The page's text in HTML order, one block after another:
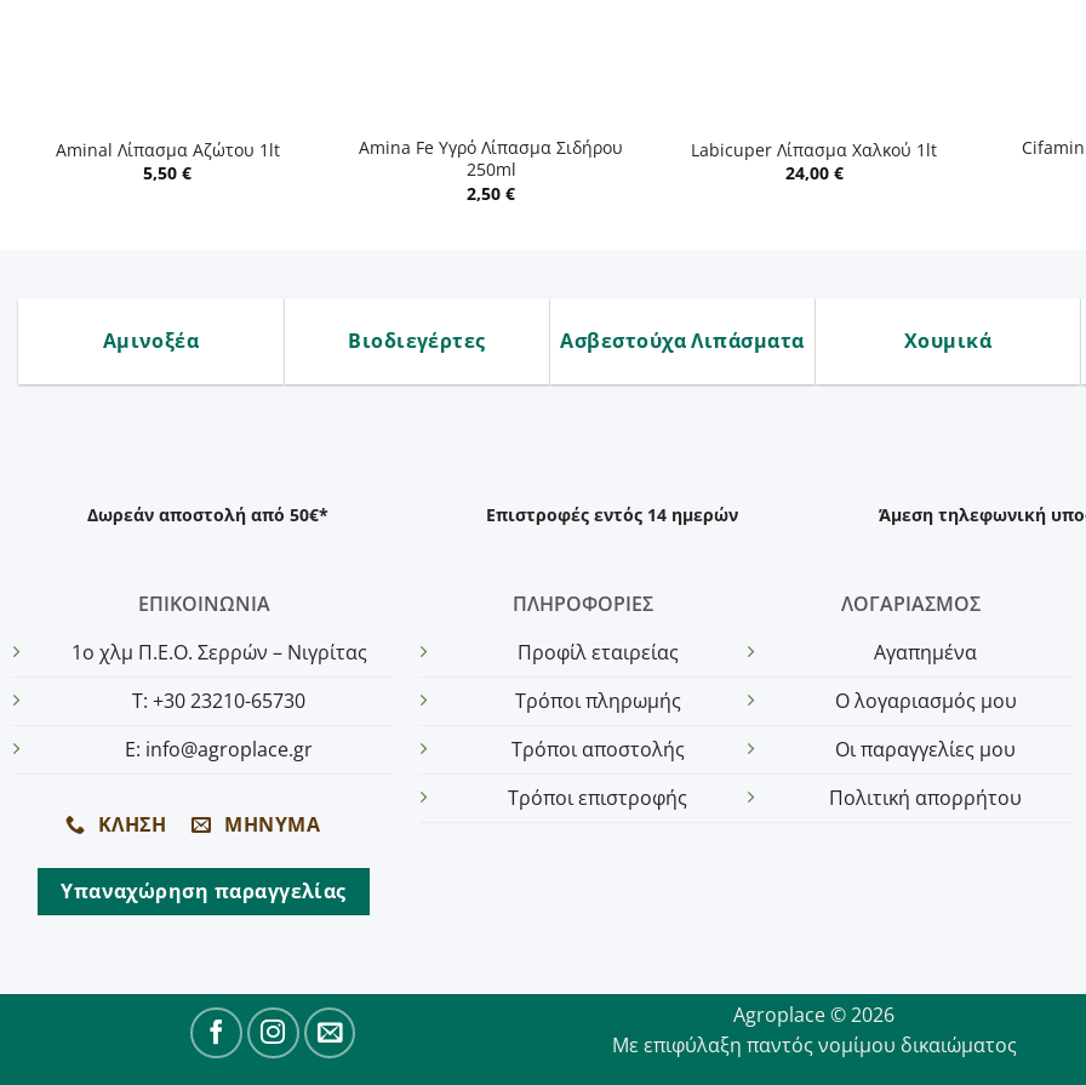
Aminal Λίπασμα Αζώτου 1lt
5,50€
Amina Fe Υγρό Λίπασμα Σιδήρου
250ml
2,50€
Labicuper Λίπασμα Χαλκού 1lt
24,00 €
Αμινοξέα Βιοδιεγέρτες Ασβεστούχα Λιπάσματα Χουμικά
Δωρεάν αποστολή από 50€* Επιστροφές εντός 14 ημερών Άμεση τηλεφωνική
ΕΠΙΚΟΙΝΩΝΙΑ
1o χλμ Π.Ε.Ο. Σερρών – Νιγρίτας
T: +30 23210-65730
E: info@agroplace.gr
ΚΛΗΣΗ ΜΗΝΥΜΑ
Υπαναχώρηση παραγγελίας
ΠΛΗΡΟΦΟΡΙΕΣ
Προφίλ εταιρείας
Τρόποι πληρωμής
Τρόποι αποστολής
Τρόποι επιστροφής
ΛΟΓΑΡΙΑΣΜΟΣ
Αγαπημένα
Ο λογαριασμός μου
Οι παραγγελίες μου
Πολιτική απορρήτου
Agroplace © 2026
Με επιφύλαξη παντός νομίμου δικαιώματος